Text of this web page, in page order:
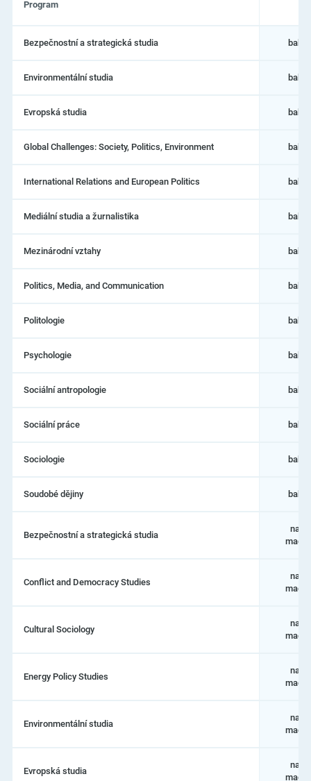
programů
univerzita
Fakulta
sociálních
Program
Bezpečnostní a strategická studia
Environmentální studia
Evropská studia
Global Challenges: Society, Politics, Environment
International Relations and European Politics
Mediální studia a žurnalistika
Mezinárodní vztahy
Politics, Media, and Communication
Politologie
Psychologie
Sociální antropologie
Sociální práce
Sociologie
Soudobé dějiny
Bezpečnostní a strategická studia
Conflict and Democracy Studies
Cultural Sociology
Energy Policy Studies
Environmentální studia
Evropská studia